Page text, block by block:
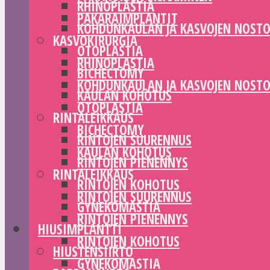
RHINOPLASTIA
KOHDUNKAULAN JA KASVOJEN NOSTO
OTOPLASTIA
BICHECTOMY
KAULAN KOHOTUS
RINTALEIKKAUS
RINTOJEN SUURENNUS
RINTOJEN PIENENNYS
RINTOJEN KOHOTUS
GYNEKOMASTIA
HIUSIMPLANTTI
HIUSTENSIIRTO
PAKARAIMPLANTIT
KASVOKIRURGIA
RHINOPLASTIA
KOHDUNKAULAN JA KASVOJEN NOSTO
OTOPLASTIA
BICHECTOMY
KAULAN KOHOTUS
RINTALEIKKAUS
RINTOJEN SUURENNUS
RINTOJEN PIENENNYS
RINTOJEN KOHOTUS
GYNEKOMASTIA